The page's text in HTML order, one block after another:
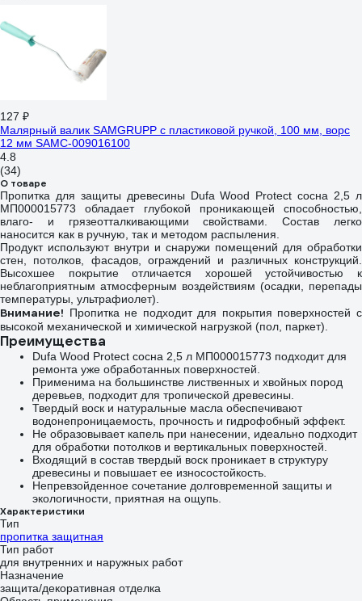
127 ₽
Малярный валик SAMGRUPP с пластиковой ручкой, 100 мм, ворс
12 мм SAMC-009016100
4.8
(34)
О товаре
Пропитка для защиты древесины Dufa Wood Protect сосна 2,5 л
МП000015773 обладает глубокой проникающей способностью,
влаго- и грязеотталкивающими свойствами. Состав легко
наносится как в ручную, так и методом распыления.
Продукт используют внутри и снаружи помещений для обработки
стен, потолков, фасадов, ограждений и различных конструкций.
Высохшее покрытие отличается хорошей устойчивостью к
неблагоприятным атмосферным воздействиям (осадки, перепады
температуры, ультрафиолет).
Внимание! Пропитка не подходит для покрытия поверхностей с
высокой механической и химической нагрузкой (пол, паркет).
Преимущества
Dufa Wood Protect сосна 2,5 л МП000015773 подходит для
ремонта уже обработанных поверхностей.
Применима на большинстве лиственных и хвойных пород
деревьев, подходит для тропической древесины.
Твердый воск и натуральные масла обеспечивают
водонепроницаемость, прочность и гидрофобный эффект.
Не образовывает капель при нанесении, идеально подходит
для обработки потолков и вертикальных поверхностей.
Входящий в состав твердый воск проникает в структуру
древесины и повышает ее износостойкость.
Непревзойденное сочетание долговременной защиты и
экологичности, приятная на ощупь.
Характеристики
Тип
пропитка защитная
Тип работ
для внутренних и наружных работ
Назначение
защита/декоративная отделка